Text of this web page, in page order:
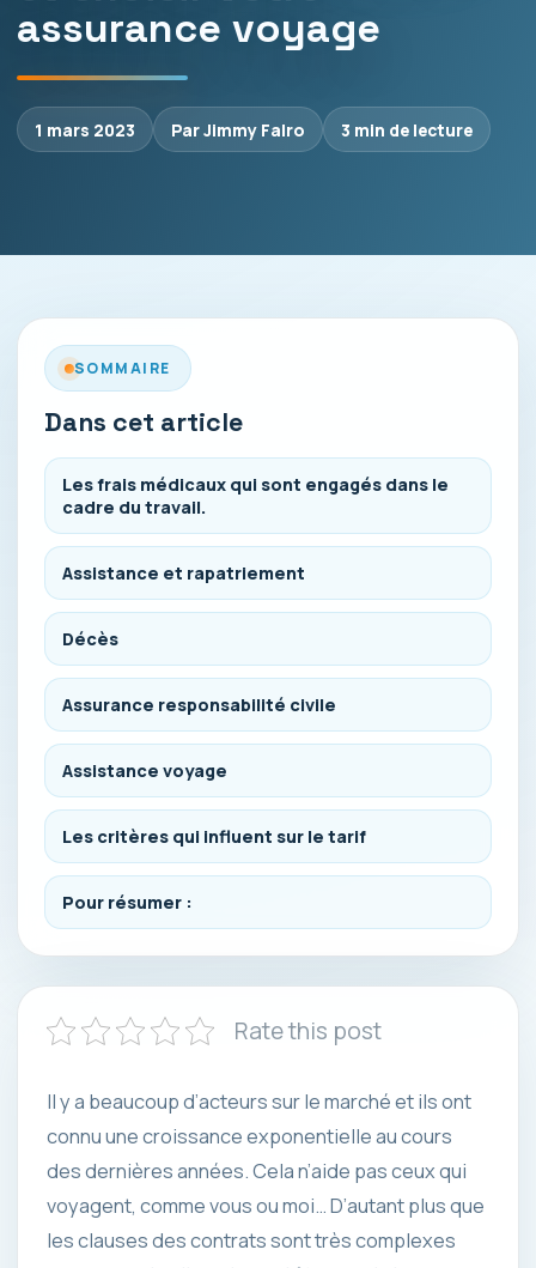
assurance voyage
1 mars 2023 Par Jimmy Falro 3 min de lecture
SOMMAIRE
Dans cet article
Les frais médicaux qui sont engagés dans le
cadre du travail.
Assistance et rapatriement
Décès
Assurance responsabilité civile
Assistance voyage
Les critères qui influent sur le tarif
Pour résumer :
Rate this post
Il y a beaucoup d’acteurs sur le marché et ils ont
connu une croissance exponentielle au cours
des dernières années. Cela n’aide pas ceux qui
voyagent, comme vous ou moi… D’autant plus que
les clauses des contrats sont très complexes